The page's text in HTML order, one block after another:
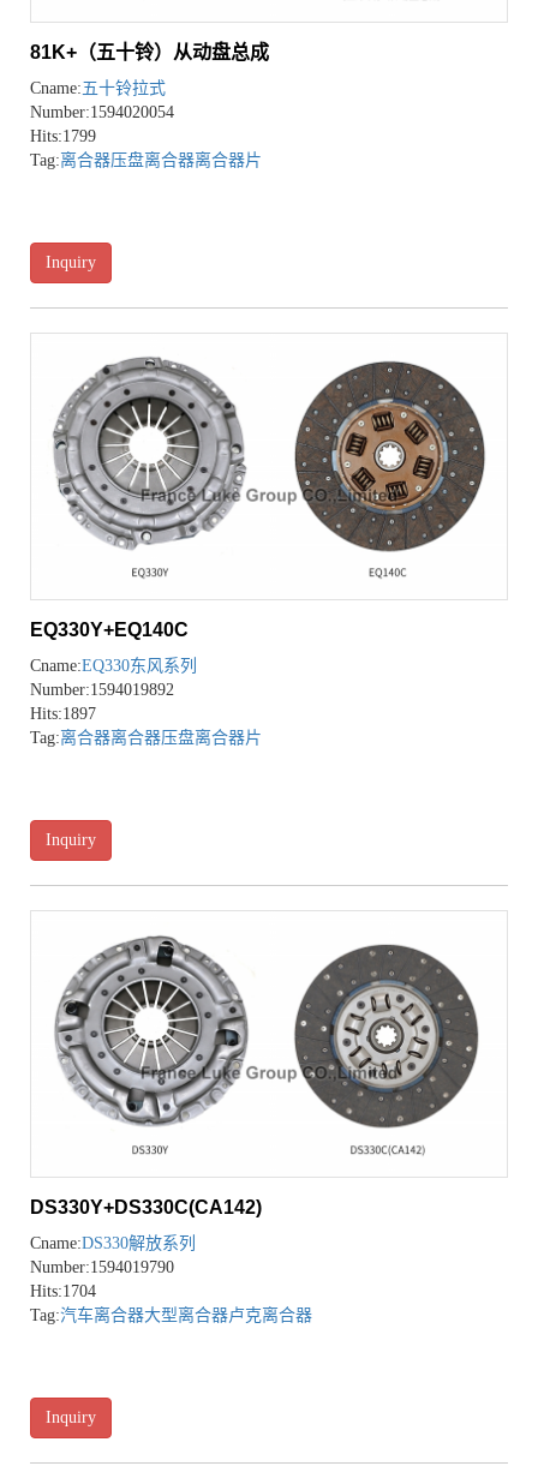
81K+（五十铃）从动盘总成
Cname:五十铃拉式
Number:1594020054
Hits:1799
Tag:离合器压盘离合器离合器片
Inquiry
EQ330Y+EQ140C
Cname:EQ330东风系列
Number:1594019892
Hits:1897
Tag:离合器离合器压盘离合器片
Inquiry
DS330Y+DS330C(CA142)
Cname:DS330解放系列
Number:1594019790
Hits:1704
Tag:汽车离合器大型离合器卢克离合器
Inquiry